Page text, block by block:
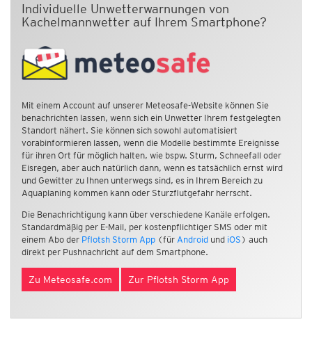
Individuelle Unwetterwarnungen von
Kachelmannwetter auf Ihrem Smartphone?
Mit einem Account auf unserer Meteosafe-Website können Sie
benachrichten lassen, wenn sich ein Unwetter Ihrem festgelegten
Standort nähert. Sie können sich sowohl automatisiert
vorabinformieren lassen, wenn die Modelle bestimmte Ereignisse
für ihren Ort für möglich halten, wie bspw. Sturm, Schneefall oder
Eisregen, aber auch natürlich dann, wenn es tatsächlich ernst wird
und Gewitter zu Ihnen unterwegs sind, es in Ihrem Bereich zu
Aquaplaning kommen kann oder Sturzflutgefahr herrscht.
Die Benachrichtigung kann über verschiedene Kanäle erfolgen.
Standardmäßig per E-Mail, per kostenpflichtiger SMS oder mit
einem Abo der Pflotsh Storm App (für Android und iOS ) auch
direkt per Pushnachricht auf dem Smartphone.
Zu Meteosafe.com Zur Pflotsh Storm App